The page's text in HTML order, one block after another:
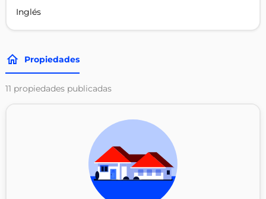
Inglés
Propiedades
11 propiedades publicadas